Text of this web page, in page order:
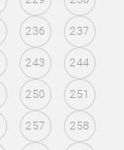
236 237
243 244
250 251
257 258